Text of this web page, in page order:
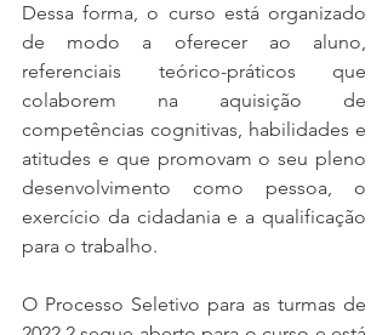
Dessa forma, o curso está organizado
de modo a oferecer ao aluno,
referenciais teórico-práticos que
colaborem na aquisição de
competências cognitivas, habilidades e
atitudes e que promovam o seu pleno
desenvolvimento como pessoa, o
exercício da cidadania e a qualificação
para o trabalho.
O Processo Seletivo para as turmas de